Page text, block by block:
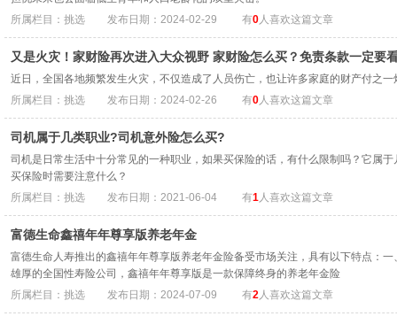
所属栏目：挑选
发布日期：2024-02-29 有0人喜欢这篇文章
又是火灾！家财险再次进入大众视野 家财险怎么买？免责条款一定要
近日，全国各地频繁发生火灾，不仅造成了人员伤亡，也让许多家庭的财产付之
所属栏目：挑选
发布日期：2024-02-26 有0人喜欢这篇文章
司机属于几类职业?司机意外险怎么买?
司机是日常生活中十分常见的一种职业，如果买保险的话，有什么限制吗？它属
买保险时需要注意什么？
所属栏目：挑选
发布日期：2021-06-04 有1人喜欢这篇文章
富德生命鑫禧年年尊享版养老年金
富德生命人寿推出的鑫禧年年尊享版养老年金险备受市场关注，具有以下特点：
雄厚的全国性寿险公司，鑫禧年年尊享版是一款保障终身的养老年金险
所属栏目：挑选
发布日期：2024-07-09 有2人喜欢这篇文章